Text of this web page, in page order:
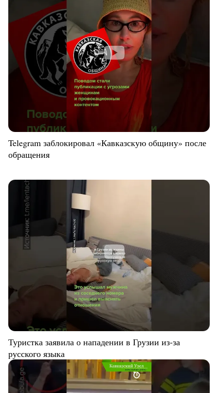
Telegram заблокировал «Кавказскую общину» после
обращения
Туристка заявила о нападении в Грузии из-за
русского языка